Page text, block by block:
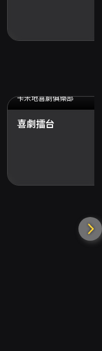
件，以免收不到
卡米地喜劇俱樂部
喜劇擂台